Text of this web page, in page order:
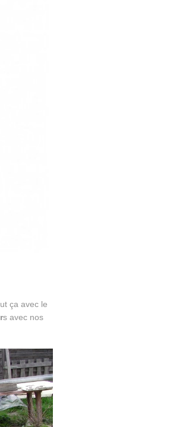
ça avec le
s avec nos